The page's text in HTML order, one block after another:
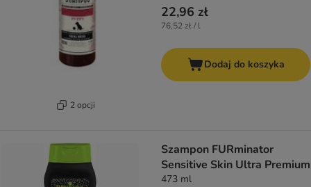
2 opcji
22,96 zł
76,52 zł / l
Dodaj do koszyka
Szampon FURminator
Sensitive Skin Ultra Premium
473 ml